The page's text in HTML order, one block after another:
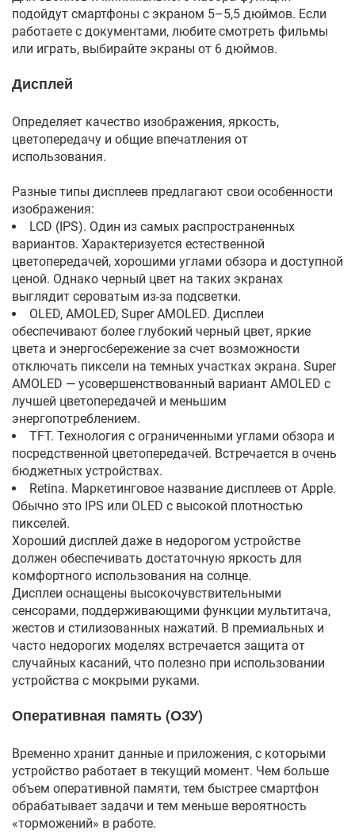
подойдут смартфоны с экраном 5–5,5 дюймов. Если
работаете с документами, любите смотреть фильмы
или играть, выбирайте экраны от 6 дюймов.
Дисплей
Определяет качество изображения, яркость,
цветопередачу и общие впечатления от
использования.
Разные типы дисплеев предлагают свои особенности
изображения:
LCD (IPS). Один из самых распространенных
вариантов. Характеризуется естественной
цветопередачей, хорошими углами обзора и доступной
ценой. Однако черный цвет на таких экранах
выглядит сероватым из-за подсветки.
OLED, AMOLED, Super AMOLED. Дисплеи
обеспечивают более глубокий черный цвет, яркие
цвета и энергосбережение за счет возможности
отключать пиксели на темных участках экрана. Super
AMOLED — усовершенствованный вариант AMOLED с
лучшей цветопередачей и меньшим
энергопотреблением.
TFT. Технология с ограниченными углами обзора и
посредственной цветопередачей. Встречается в очень
бюджетных устройствах.
Retina. Маркетинговое название дисплеев от Apple.
Обычно это IPS или OLED с высокой плотностью
пикселей.
Хороший дисплей даже в недорогом устройстве
должен обеспечивать достаточную яркость для
комфортного использования на солнце.
Дисплеи оснащены высокочувствительными
сенсорами, поддерживающими функции мультитача,
жестов и стилизованных нажатий. В премиальных и
часто недорогих моделях встречается защита от
случайных касаний, что полезно при использовании
устройства с мокрыми руками.
Оперативная память (ОЗУ)
Временно хранит данные и приложения, с которыми
устройство работает в текущий момент. Чем больше
объем оперативной памяти, тем быстрее смартфон
обрабатывает задачи и тем меньше вероятность
«торможений» в работе.